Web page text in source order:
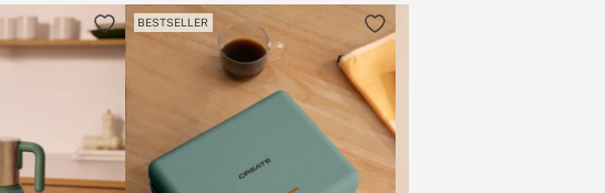
BESTSELLER